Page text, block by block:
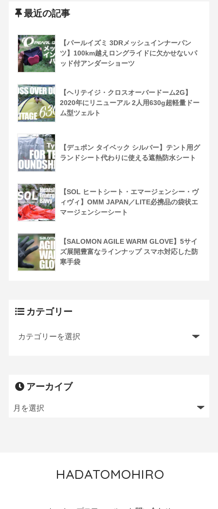
最近の記事
【パールイズミ 3DRメッシュインナーパン
ツ】100km越えロングライドに欠かせないパ
ッド付アンダーショーツ
【ヘリテイジ・クロスオーバードーム2G】
2020年にリニューアル 2人用630g超軽量ドー
ム型ツェルト
【デュポン タイベック シルバー】テント用グ
ランドシート代わりに使える遮熱防水シート
【SOL ヒートシート・エマージェンシー・ヴ
ィヴィ】OMM JAPAN／LITE必携品の袋状エ
マージェンシーシート
【SALOMON AGILE WARM GLOVE】5サイ
ズ展開豊富なラインナップ スマホ対応した防
寒手袋
カテゴリー
アーカイブ
HADATOMOHIRO